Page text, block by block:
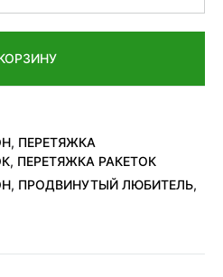
, ПЕРЕТЯЖКА
, ПЕРЕТЯЖКА РАКЕТОК
, ПРОДВИНУТЫЙ ЛЮБИТЕЛЬ,